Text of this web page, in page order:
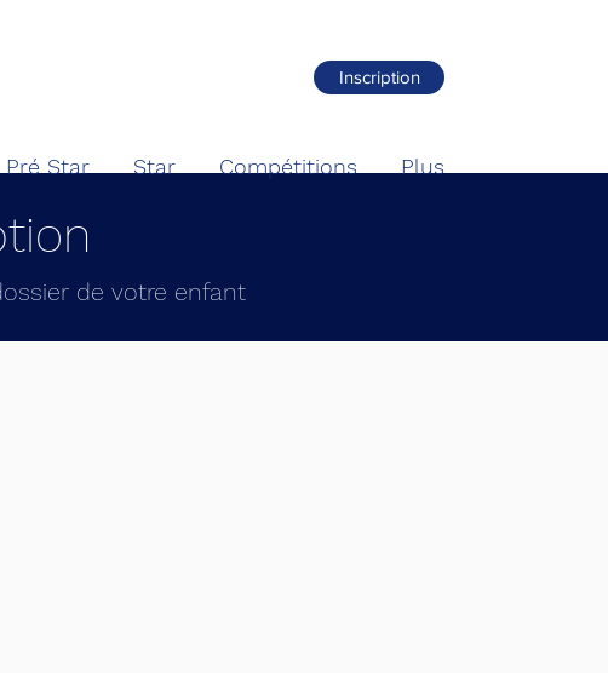
Inscription
Pré Star Star Compétitions Plus
de votre enfant